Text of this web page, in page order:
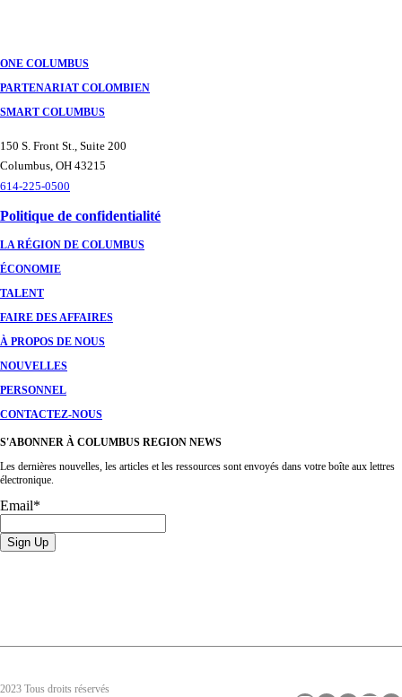
ONE COLUMBUS
PARTENARIAT COLOMBIEN
SMART COLUMBUS
150 S. Front St., Suite 200
Columbus, OH 43215
614-225-0500
Politique de confidentialité
LA RÉGION DE COLUMBUS
ÉCONOMIE
TALENT
FAIRE DES AFFAIRES
À PROPOS DE NOUS
NOUVELLES
PERSONNEL
CONTACTEZ-NOUS
S'ABONNER À COLUMBUS REGION NEWS
Les dernières nouvelles, les articles et les ressources sont envoyés dans votre boîte aux lettres
électronique.
Email*
2023 Tous droits réservés